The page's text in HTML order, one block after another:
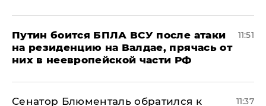
Путин боится БПЛА ВСУ после атаки
на резиденцию на Валдае, прячась от
них в неевропейской части РФ
11:51
Сенатор Блюменталь обратился к
11:37